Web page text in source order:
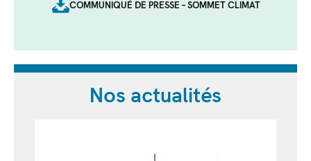
COMMUNIQUÉ DE PRESSE – SOMMET CLIMAT
Nos actualités